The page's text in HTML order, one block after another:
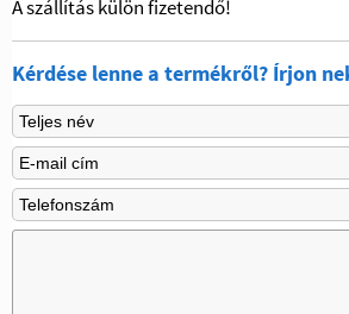
A szállítás külön fizetendő!
Kérdése lenne a termékről? Írjon